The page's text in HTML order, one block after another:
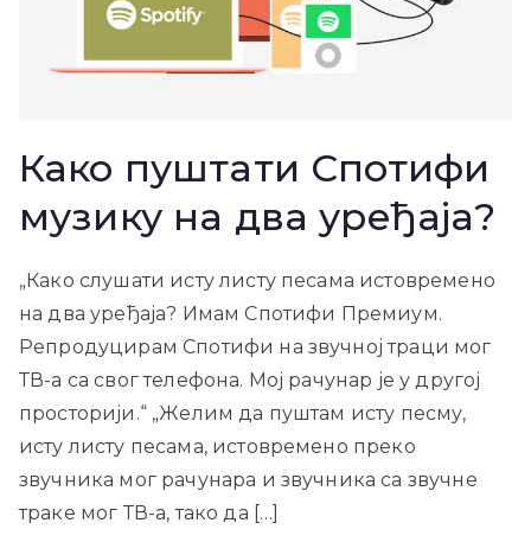
Како пуштати Спотифи
музику на два уређаја?
„Како слушати исту листу песама истовремено
на два уређаја? Имам Спотифи Премиум.
Репродуцирам Спотифи на звучној траци мог
ТВ-а са свог телефона. Мој рачунар је у другој
просторији.“ „Желим да пуштам исту песму,
исту листу песама, истовремено преко
звучника мог рачунара и звучника са звучне
траке мог ТВ-а, тако да […]